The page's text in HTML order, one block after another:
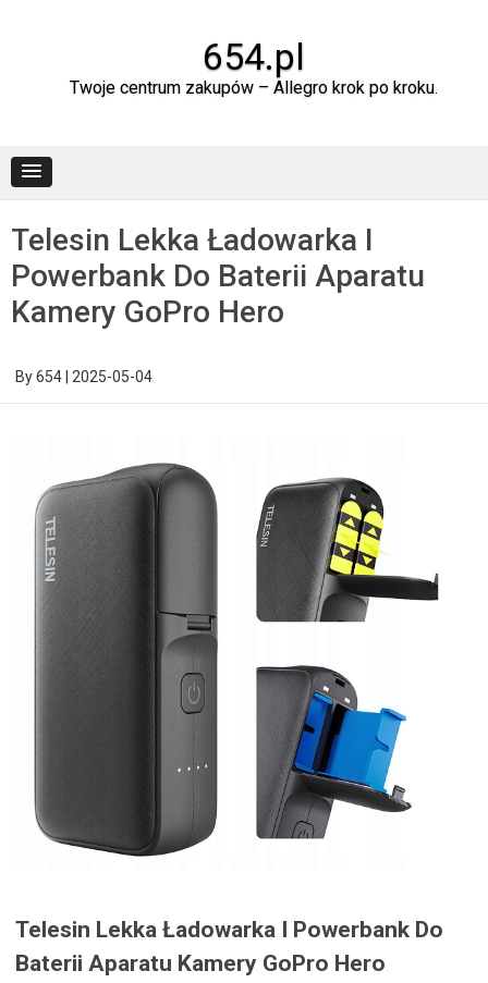
654.pl
Twoje centrum zakupów – Allegro krok po kroku.
Telesin Lekka Ładowarka I
Powerbank Do Baterii Aparatu
Kamery GoPro Hero
By654 2025-05-04
Telesin Lekka Ładowarka I Powerbank Do
Baterii Aparatu Kamery GoPro Hero